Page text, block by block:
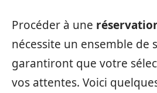
Procéder à une
nécessite un ensemble de
garantiront que votre
vos attentes. Voici